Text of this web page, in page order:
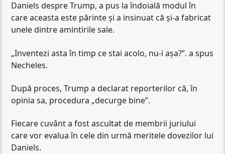
Daniels despre Trump, a pus la îndoială modul în
care aceasta este părinte și a insinuat că și-a fabricat
unele dintre amintirile sale.
„Inventezi asta în timp ce stai acolo, nu-i așa?”. a spus
Necheles.
După proces, Trump a declarat reporterilor că, în
opinia sa, procedura „decurge bine”.
Fiecare cuvânt a fost ascultat de membrii juriului
care vor evalua în cele din urmă meritele dovezilor lui
Daniels.